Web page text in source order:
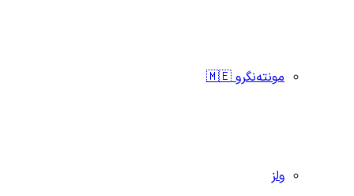
مونته‌نگرو 🇲🇪
ولز